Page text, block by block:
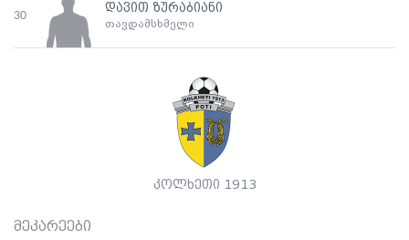
30
დავით ზურაბიანი
თავდამსხმელი
კოლხეთი 1913
მეკარეები